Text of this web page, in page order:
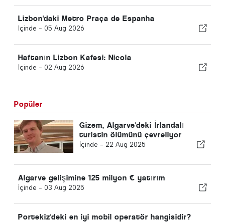
Lizbon'daki Metro Praça de Espanha
İçinde - 05 Aug 2026
Haftanın Lizbon Kafesi: Nicola
İçinde - 02 Aug 2026
Popüler
Gizem, Algarve'deki İrlandalı
turistin ölümünü çevreliyor
İçinde - 22 Aug 2025
Algarve gelişimine 125 milyon € yatırım
İçinde - 03 Aug 2025
Portekiz'deki en iyi mobil operatör hangisidir?